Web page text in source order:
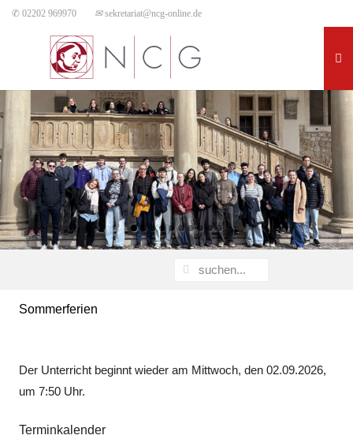
✆ 02202 969970 ✉sekretariat@ncg-online.de
Sommerferien
Der Unterricht beginnt wieder am Mittwoch, den 02.09.2026,
um 7:50 Uhr.
Terminkalender